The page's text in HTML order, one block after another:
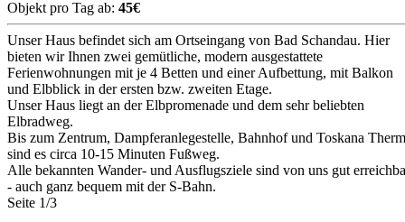
Objekt pro Tag ab: 45€
Unser Haus befindet sich am Ortseingang von Bad Schandau. Hier
bieten wir Ihnen zwei gemütliche, modern ausgestattete
Ferienwohnungen mit je 4 Betten und einer Aufbettung, mit Balkon
und Elbblick in der ersten bzw. zweiten Etage.
Unser Haus liegt an der Elbpromenade und dem sehr beliebten
Elbradweg.
Bis zum Zentrum, Dampferanlegestelle, Bahnhof und Toskana
sind es circa 10-15 Minuten Fußweg.
Alle bekannten Wander- und Ausflugsziele sind von uns gut
- auch ganz bequem mit der S-Bahn.
Seite 1/3